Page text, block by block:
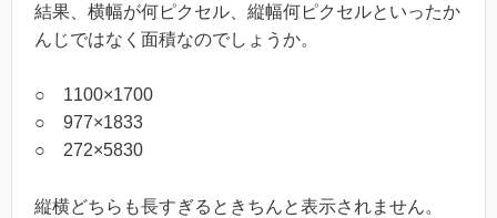
結果、横幅が何ピクセル、縦幅何ピクセルといったか
んじではなく面積なのでしょうか。
○ 1100×1700
○ 977×1833
○ 272×5830
縦横どちらも長すぎるときちんと表示されません。